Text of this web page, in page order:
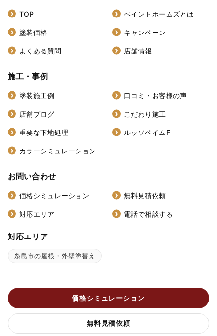
TOP ペイントホームズとは
塗装価格 キャンペーン
よくある質問 店舗情報
施工・事例
塗装施工例 口コミ・お客様の声
店舗ブログ こだわり施工
重要な下地処理 ルッソペイムF
カラーシミュレーション
お問い合わせ
価格シミュレーション 無料見積依頼
対応エリア 電話で相談する
対応エリア
糸島市の屋根・外壁塗替え
価格シミュレーション
無料見積依頼